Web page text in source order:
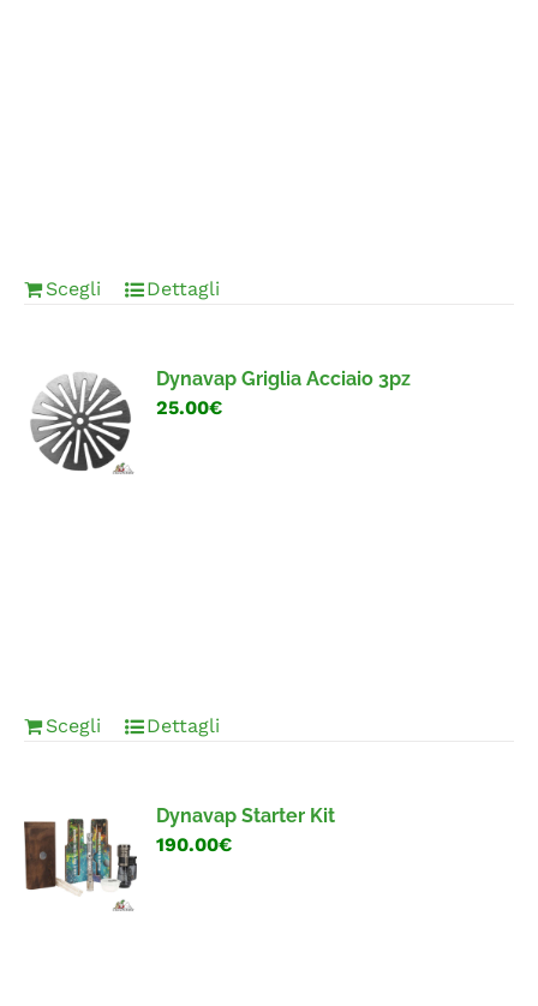
Scegli Dettagli
Dynavap Griglia Acciaio 3pz
25.00€
Scegli Dettagli
Dynavap Starter Kit
190.00€